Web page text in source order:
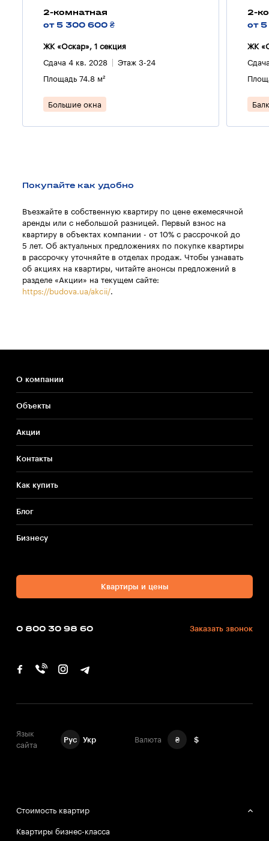
2-комнатная
от 5 300 600 ₴
ЖК «Оскар», 1 секция
Сдача 4 кв. 2028 Этаж 3-24
Площадь 74.8 м²
Большие окна
2-
от
ЖК
Покупайте как удобно
Въезжайте в собственную квартиру по цене ежемесячной
аренды или с небольшой разницей. Первый взнос на
квартиру в объектах компании - от 10% с рассрочкой до
5 лет. Об актуальных предложениях по покупке квартиры
в рассрочку уточняйте в отделах продаж. Чтобы узнавать
об акциях на квартиры, читайте анонсы предложений в
разделе «Акции» на текущем сайте:
https://budova.ua/akcii/.
О компании
Объекты
Акции
Контакты
Как купить
Блог
Бизнесу
Квартиры и цены
0 800 30 98 60 Заказать звонок
Язык
сайта
Рус Укр Валюта ₴ $
Стоимость квартир
Квартиры бизнес-класса